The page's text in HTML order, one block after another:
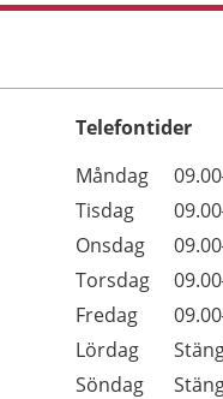
Telefontider
Dag
Öppettider
Kommentarer
Måndag
Tisdag
Onsdag
Torsdag
Fredag
Lördag
Söndag